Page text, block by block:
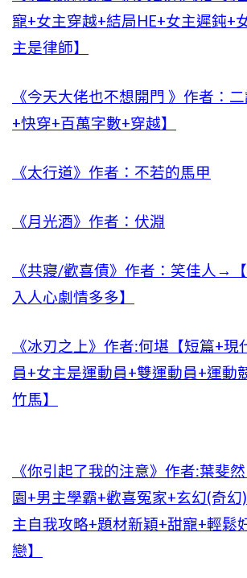
寵+女主穿越+結局HE+女主遲鈍+
主是律師】
《今天大佬也不想開門 》作者：
+快穿+百萬字數+穿越】
《太行道》作者：不若的馬甲
《月光酒》作者：伏淵
《共寢/歡喜債》作者：笑佳人→
入人心劇情多多】
《冰刃之上》作者:何堪【短篇+現
員+女主是運動員+雙運動員+運動
竹馬】
《你引起了我的注意》作者:葉斐
園+男主學霸+歡喜冤家+玄幻(奇幻
主自我攻略+題材新穎+甜寵+輕鬆
戀】